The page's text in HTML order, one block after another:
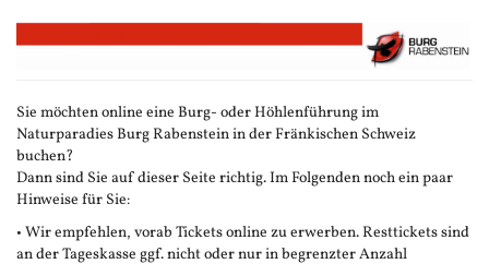
Zum
Haupt-
Sie möchten online eine Burg- oder Höhlenführung im
Naturparadies Burg Rabenstein in der Fränkischen Schweiz
buchen?
Dann sind Sie auf dieser Seite richtig. Im Folgenden noch ein paar
Hinweise für Sie:
• Wir empfehlen, vorab Tickets online zu erwerben. Resttickets sind
an der Tageskasse ggf. nicht oder nur in begrenzter Anzahl